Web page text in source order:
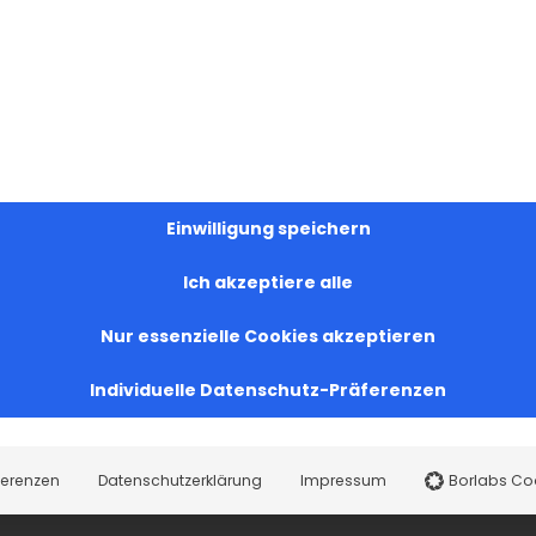
Einwilligung speichern
Ich akzeptiere alle
Nur essenzielle Cookies akzeptieren
Individuelle Datenschutz-Präferenzen
Datenschutzerklärung Impressum Borlabs